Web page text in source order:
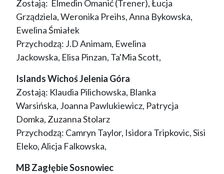
Zostają: Elmedin Omanić (Trener), Łucja
Grządziela, Weronika Preihs, Anna Bykowska,
Ewelina Śmiałek
Przychodzą: J.D Animam, Ewelina
Jackowska, Elisa Pinzan, Ta'Mia Scott,
Islands Wichoś Jelenia Góra
Zostają: Klaudia Pilichowska, Blanka
Warsińska, Joanna Pawlukiewicz, Patrycja
Domka, Zuzanna Stolarz
Przychodzą: Camryn Taylor, Isidora Tripkovic, Sisi
Eleko, Alicja Falkowska,
MB Zagłębie Sosnowiec